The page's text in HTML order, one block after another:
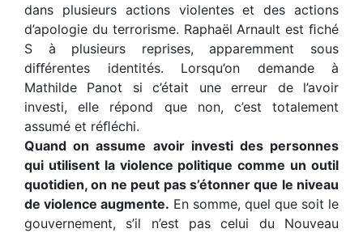
dans plusieurs actions violentes et des actions
d’apologie du terrorisme. Raphaël Arnault est ﬁché
S à plusieurs reprises, apparemment sous
diﬀérentes identités. Lorsqu’on demande à
Mathilde Panot si c’était une erreur de l’avoir
investi, elle répond que non, c’est totalement
assumé et réﬂéchi.
Quand on assume avoir investi des personnes
qui utilisent la violence politique comme un outil
quotidien, on ne peut pas s’étonner que le niveau
de violence augmente. En somme, quel que soit le
gouvernement, s’il n’est pas celui du Nouveau